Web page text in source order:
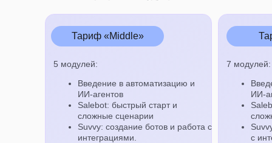
7 модулей:
ИИ-
с
5 модулей:
Введение в автоматизацию и
ИИ-агентов
Salebot: быстрый старт и
сложные сценарии
Suvvy: создание ботов и работа с
интеграциями.
Тариф «Middle»